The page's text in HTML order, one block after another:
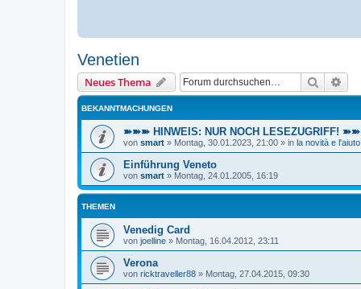
Venetien
Neues Thema Suche
BEKANNTMACHUNGEN
➽➽➽ HINWEIS: NUR NOCH LESEZUGRIFF!
von smart » Montag, 30.01.2023, 21:00 » in la novità e l'aiuto
Einführung Veneto
von smart » Montag, 24.01.2005, 16:19
THEMEN
Venedig Card
von joelline » Montag, 16.04.2012, 23:11
Verona
von ricktraveller88 » Montag, 27.04.2015, 09:30